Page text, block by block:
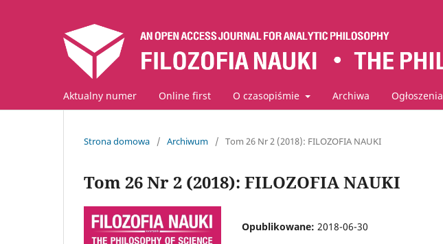
Aktualny numer Online first O czasopiśmie Archiwa Ogłoszenia
Strona domowa / Archiwum / Tom 26 Nr 2 (2018): FILOZOFIA NAUKI
Tom 26 Nr 2 (2018): FILOZOFIA NAUKI
Opublikowane: 2018-06-30